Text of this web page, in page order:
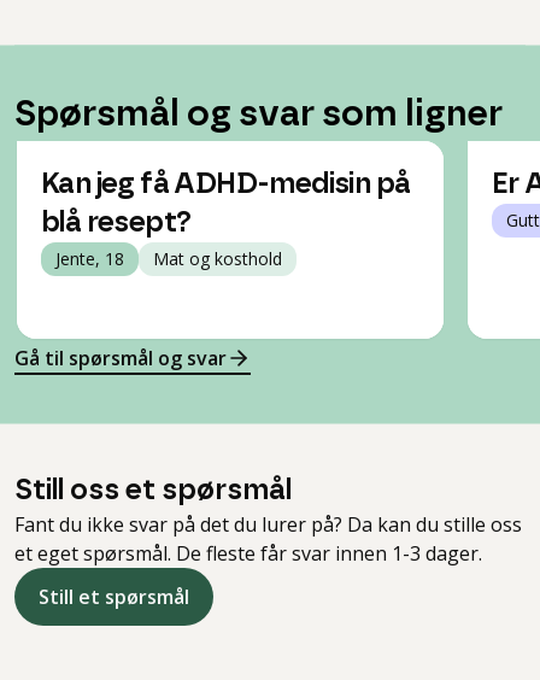
Spørsmål og svar som ligner
Kan jeg få ADHD-medisin på
blå resept?
Jente, 18 Mat og kosthold
Er
Gå til spørsmål og svar
Still oss et spørsmål
Fant du ikke svar på det du lurer på? Da kan du stille oss
et eget spørsmål. De fleste får svar innen 1-3 dager.
Still et spørsmål